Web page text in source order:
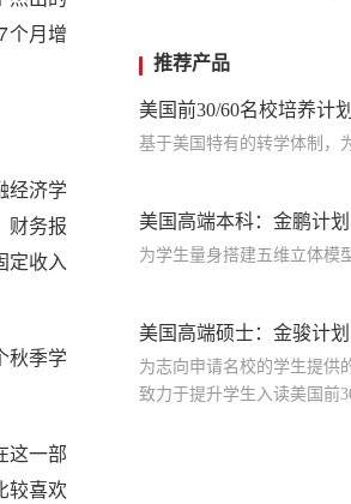
个月增
经济学
财务报
定收入
秋季学
这一部
较喜欢
推荐产品
美国前30/60名校培养计划
美国高端本科：金鹏计划
美国高端硕士：金骏计划